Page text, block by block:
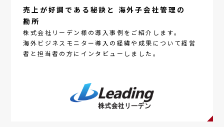
売上が好調である 秘訣と 海外子会社管理の
勘所
株式会社リーデン様の導入事例をご紹介します。
海外ビジネスモニター導入の経緯や成果について経営
者と担当者の方にインタビューしました。